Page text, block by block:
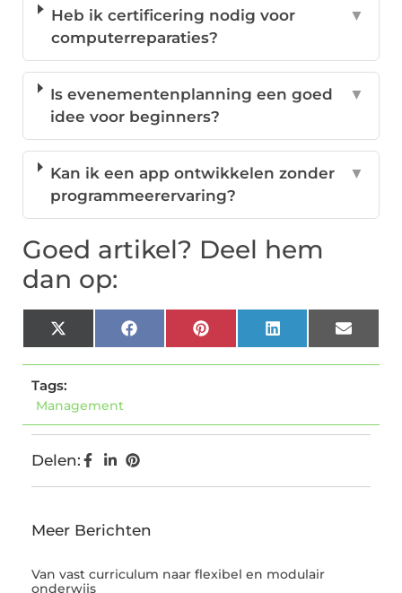
Heb ik certificering nodig voor
computerreparaties?
▼
Is evenementenplanning een goed
idee voor beginners?
▼
Kan ik een app ontwikkelen zonder
programmeerervaring?
▼
Goed artikel? Deel hem
dan op:
X
(Twitter)
FacebookPinterestLinkedInEmail
Tags:
Management
Delen:
Meer Berichten
Van vast curriculum naar flexibel en modulair
onderwijs